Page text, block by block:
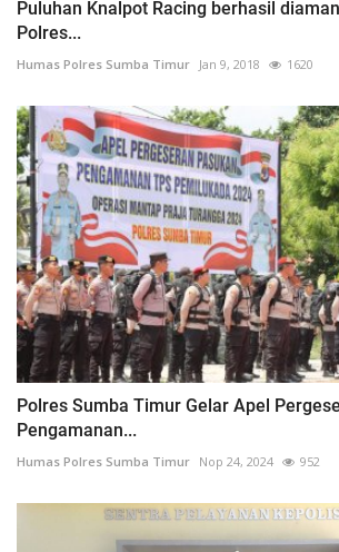
Puluhan Knalpot Racing berhasil
Polres...
Humas Polres Sumba Timur Jan 9, 2018 1620
Polres Sumba Timur Gelar Apel
Pengamanan...
Humas Polres Sumba Timur Nop 24, 2024 952